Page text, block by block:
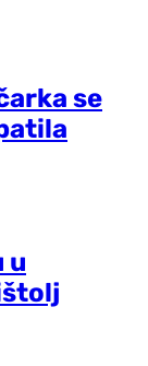
se
u